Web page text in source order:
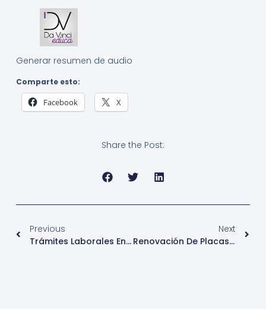
Generar resumen de audio
Comparte esto:
Facebook X
Share the Post:
Previous
Trámites Laborales En Venezuela: Inscripción En El Seguro Social, Constancias De Trabajo Y Otros
Next
Renovación De Placas Vehiculares En Venezuela: Guía Completa Y Actualizada (2025)